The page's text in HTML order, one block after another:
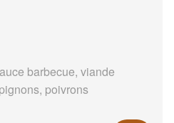
barbecue, viande
poivrons